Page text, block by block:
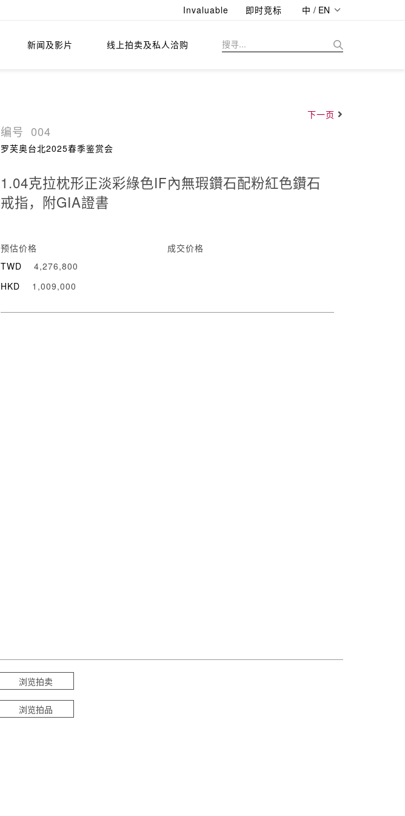
Invaluable 即时竞标 中 / EN
新闻及影片 线上拍卖及私人洽购
下一页
编号 004
罗芙奥台北2025春季鉴赏会
1.04克拉枕形正淡彩綠色IF內無瑕鑽石配粉紅色鑽石
戒指，附GIA證書
预估价格
TWD
4,276,800
HKD
1,009,000
成交价格
浏览拍卖
浏览拍品